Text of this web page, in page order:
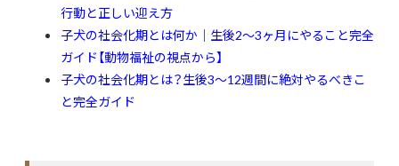
行動と正しい迎え方
子犬の社会化期とは何か｜生後2〜3ヶ月にやること完全
ガイド【動物福祉の視点から】
子犬の社会化期とは？生後3〜12週間に絶対やるべきこ
と完全ガイド